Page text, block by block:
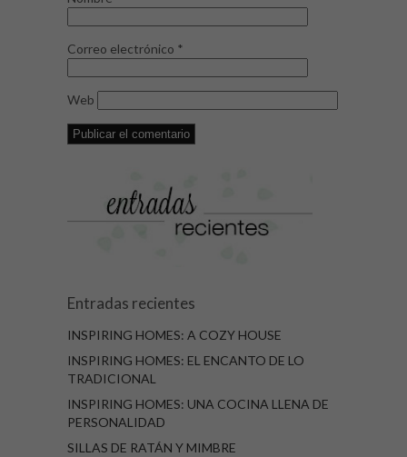
Correo electrónico *
Web
Entradas recientes
INSPIRING HOMES: A COZY HOUSE
INSPIRING HOMES: EL ENCANTO DE LO
TRADICIONAL
INSPIRING HOMES: UNA COCINA LLENA DE
PERSONALIDAD
SILLAS DE RATÁN Y MIMBRE